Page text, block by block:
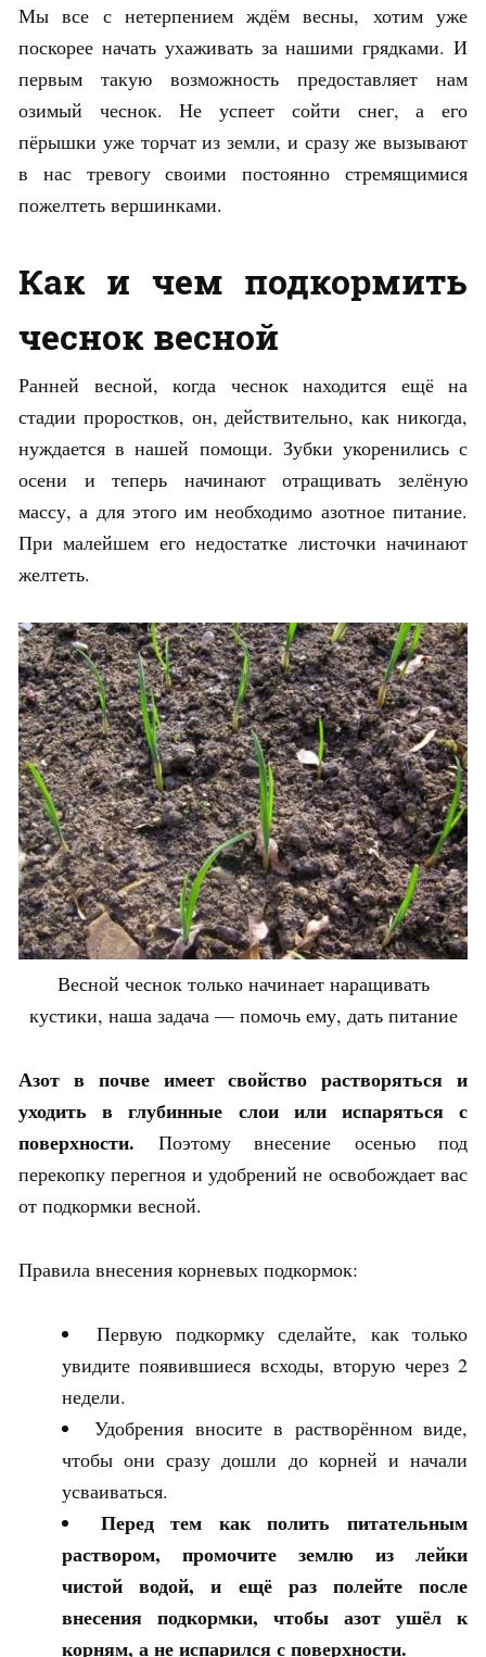
Мы все с нетерпением ждём весны, хотим уже
поскорее начать ухаживать за нашими грядками. И
первым такую возможность предоставляет нам
озимый чеснок. Не успеет сойти снег, а его
пёрышки уже торчат из земли, и сразу же вызывают
в нас тревогу своими постоянно стремящимися
пожелтеть вершинками.
Как и чем подкормить
чеснок весной
Ранней весной, когда чеснок находится ещё на
стадии проростков, он, действительно, как никогда,
нуждается в нашей помощи. Зубки укоренились с
осени и теперь начинают отращивать зелёную
массу, а для этого им необходимо азотное питание.
При малейшем его недостатке листочки начинают
желтеть.
Весной чеснок только начинает наращивать
кустики, наша задача — помочь ему, дать питание
Азот в почве имеет свойство растворяться и
уходить в глубинные слои или испаряться с
поверхности. Поэтому внесение осенью под
перекопку перегноя и удобрений не освобождает вас
от подкормки весной.
Правила внесения корневых подкормок:
Первую подкормку сделайте, как только
увидите появившиеся всходы, вторую через 2
недели.
Удобрения вносите в растворённом виде,
чтобы они сразу дошли до корней и начали
усваиваться.
Перед тем как полить питательным
раствором, промочите землю из лейки
чистой водой, и ещё раз полейте после
внесения подкормки, чтобы азот ушёл к
корням, а не испарился с поверхности.